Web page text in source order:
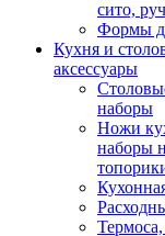
сито,
Формы
Кухня и
аксессуары
наборы
Ножи
наборы